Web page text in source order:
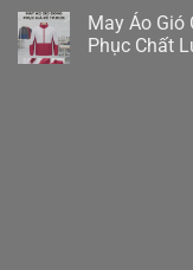
May Áo Gió
Phục Chất